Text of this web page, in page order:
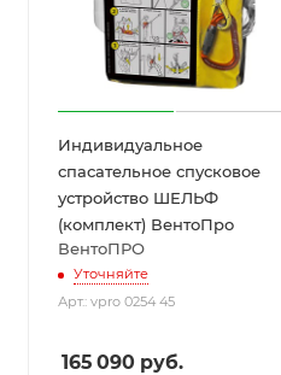
Индивидуальное
спасательное спусковое
устройство ШЕЛЬФ
(комплект) ВентоПро
ВентоПРО
Уточняйте
Арт.: vpro 0254 45
165 090 руб.